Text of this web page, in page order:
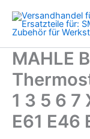
Inhalt
springen
MAHLE
1 3 5 6 7
E61 E46